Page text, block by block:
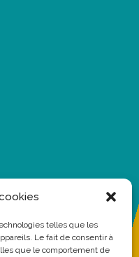
telles que les
Le fait de consentir à
que le comportement de